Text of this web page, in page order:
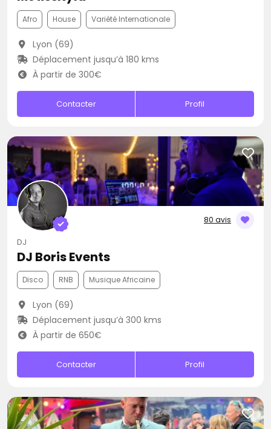
Afro House Variété Internationale
Lyon (69)
Déplacement jusqu’à 180 kms
À partir de 300€
Contacter Profil
80 avis
DJ
DJ Boris Events
Disco RNB Musique Africaine
Lyon (69)
Déplacement jusqu’à 300 kms
À partir de 650€
Contacter Profil